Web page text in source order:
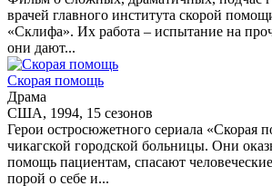
врачей главного института скорой
«Склифа». Их работа – испытание на
они дают...
Скорая помощь
Драма
США, 1994, 15 сезонов
Герои остросюжетного сериала «Скорая
чикагской городской больницы. Они
помощь пациентам, спасают
порой о себе и...